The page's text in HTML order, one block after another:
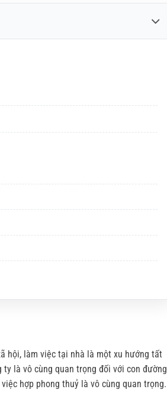
hội, làm việc tại nhà là một xu hướng tất
là vô cùng quan trọng đối với con đường
hợp phong thuỷ là vô cùng quan trọng.